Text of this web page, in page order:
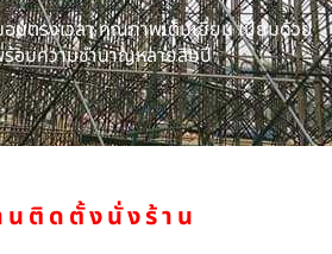
บตรงเวลา คุณภาพเต็มเยี่ยม เปี่ยมด้วย
ร้อมความชำนาญหลายสิบปี
นติดตั้งนั่งร้าน